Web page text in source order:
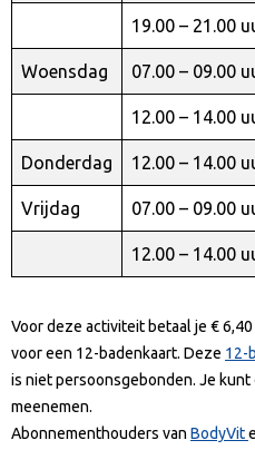
19.00 – 21.00
Woensdag 07.00 – 09.00
12.00 – 14.00
Donderdag 12.00 – 14.00
Vrijdag 07.00 – 09.00
12.00 – 14.00
Voor deze activiteit betaal je €
voor een 12-badenkaart. Deze 12-
is niet persoonsgebonden. Je
meenemen.
Abonnementhouders van BodyVit